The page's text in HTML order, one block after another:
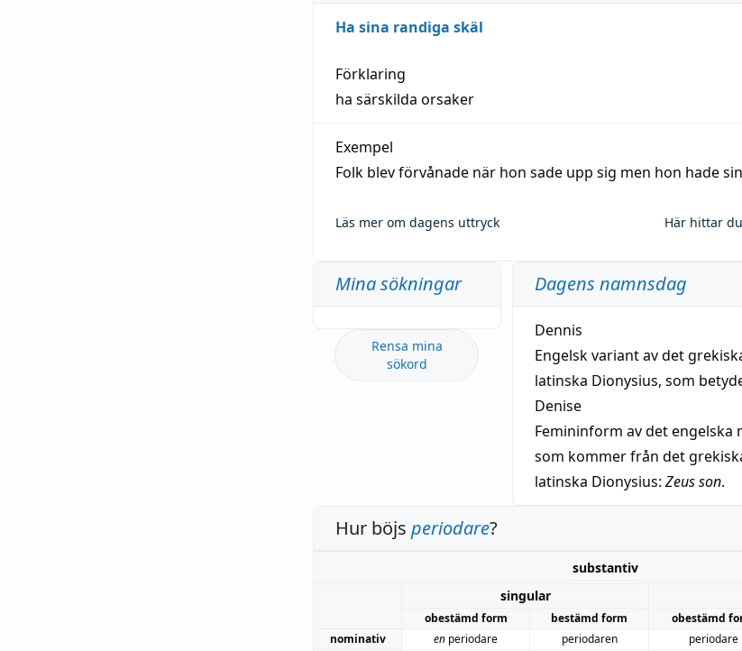
Ha sina randiga skäl
Förklaring
ha särskilda orsaker
Exempel
Folk blev förvånade när hon sade upp sig men hon hade
Läs mer om dagens uttryck Här hittar
Mina sökningar
Rensa mina
sökord
Dagens namnsdag
Dennis
Engelsk variant av det
latinska Dionysius, som
Denise
Femininform av det engelska
som kommer från det
latinska Dionysius: Zeus son.
Hur böjs periodare?
substantiv
singular
obestämd form bestämd form obestämd
nominativ
en periodare periodaren periodare